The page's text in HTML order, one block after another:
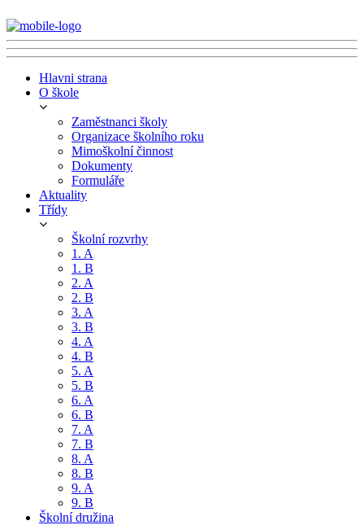
Hlavni strana
O škole
Zaměstnanci školy
Organizace školního roku
Mimoškolní činnost
Dokumenty
Formuláře
Aktuality
Třídy
Školní rozvrhy
1. A
1. B
2. A
2. B
3. A
3. B
4. A
4. B
5. A
5. B
6. A
6. B
7. A
7. B
8. A
8. B
9. A
9. B
Školní družina